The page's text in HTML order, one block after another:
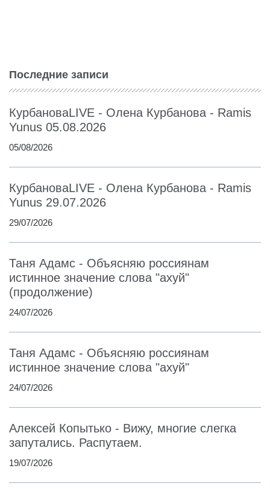
Последние записи
КурбановаLIVE - Олена Курбанова - Ramis
Yunus 05.08.2026
05/08/2026
КурбановаLIVE - Олена Курбанова - Ramis
Yunus 29.07.2026
29/07/2026
Таня Адамс - Объясняю россиянам
истинное значение слова "ахуй"
(продолжение)
24/07/2026
Таня Адамс - Объясняю россиянам
истинное значение слова "ахуй"
24/07/2026
Алексей Копытько - Вижу, многие слегка
запутались. Распутаем.
19/07/2026